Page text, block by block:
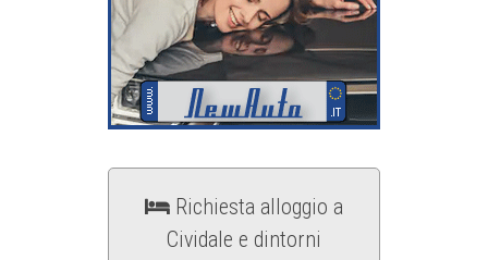
Richiesta alloggio a
Cividale e dintorni